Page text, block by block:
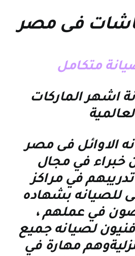
فى مصر
متكامل
اشهر الماركات
الاوائل فى مصر
في مجال
في مراكز
بشهاده
في عملهم ،
لصيانه جميع
مهارة في